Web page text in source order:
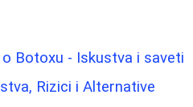
Botoxu - Iskustva i saveti
Rizici i Alternative